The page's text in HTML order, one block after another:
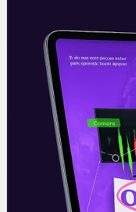
Voz de
19
A CPI
Inquérito) da
acalorados no
quarta-feira